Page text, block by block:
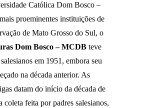
Católica Dom Bosco –
proeminentes instituições de
de Mato Grosso do Sul, o
Dom Bosco – MCDB teve
em 1951, embora seu
na década anterior. As
datam do início da década de
coleta feita por padres salesianos,